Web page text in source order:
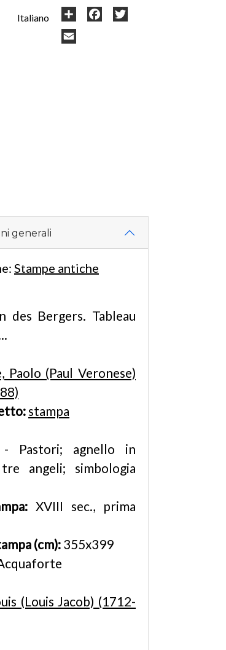
Italiano Share Facebook
generali
Stampe antiche
des Bergers. Tableau
Paolo (Paul Veronese)
stampa
- Pastori; agnello in
angeli; simbologia
XVIII sec., prima
(cm): 355x399
(Louis Jacob) (1712-